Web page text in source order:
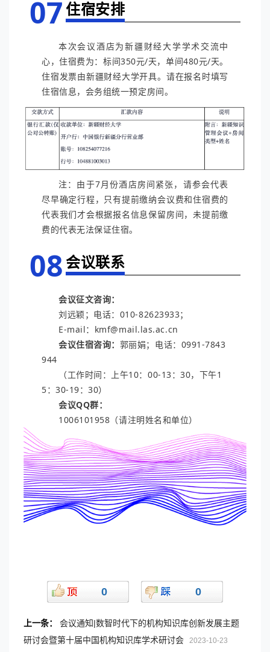
07住宿安排
本次会议酒店为新疆财经大学学术交流中
心，住宿费为：标间350元/天，单间480元/天。
住宿发票由新疆财经大学开具。请在报名时填写
住宿信息，会务组统一预定房间。
注：由于7月份酒店房间紧张，请参会代表
尽早确定行程，只有提前缴纳会议费和住宿费的
代表我们才会根据报名信息保留房间，未提前缴
费的代表无法保证住宿。
08会议联系
会议征文咨询：
刘远颖；电话：010-82623933；
E-mail：kmf@mail.las.ac.cn
会议住宿咨询： 郭丽娟；电话：0991-7843
944
（工作时间：上午10：00-13：30，下午1
5：30-19：30）
会议QQ群：
1006101958（请注明姓名和单位）
0 0
上一条：
会议通知|数智时代下的机构知识库创新发展主题
研讨会暨第十届中国机构知识库学术研讨会
2023-10-23